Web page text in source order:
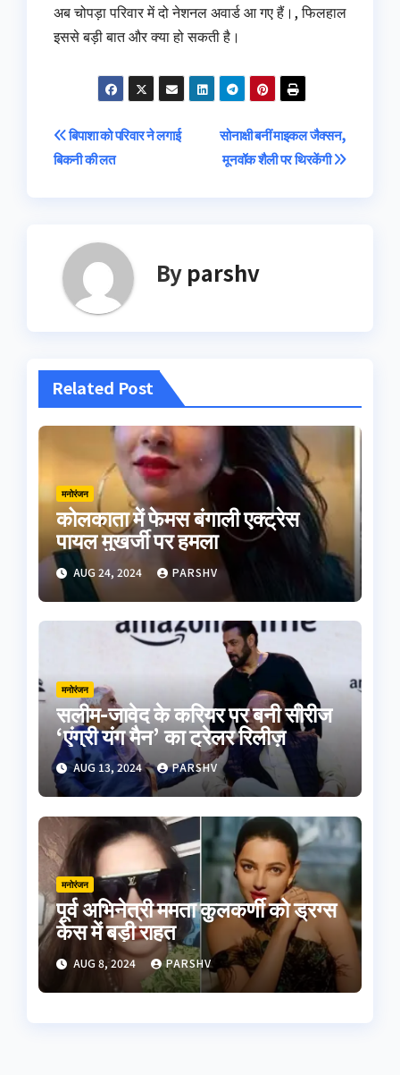
अब चोपड़ा परिवार में दो नेशनल अवार्ड आ गए हैं।, फिलहाल
इससे बड़ी बात और क्या हो सकती है।
Post
navigation
सोनाक्षी बनीं माइकल जैक्सन,
मूनवॉक शैली पर थिरकेंगी
बिपाशा को परिवार ने लगाई
बिकनी की लत
By parshv
Related Post
मनोरंजन
कोलकाता में फेमस बंगाली एक्ट्रेस
पायल मुखर्जी पर हमला
AUG 24, 2024 PARSHV
मनोरंजन
सलीम-जावेद के करियर पर बनी सीरीज
‘एंग्री यंग मैन’ का ट्रेलर रिलीज़
AUG 13, 2024 PARSHV
मनोरंजन
पूर्व अभिनेत्री ममता कुलकर्णी को ड्रग्स
केस में बड़ी राहत
AUG 8, 2024 PARSHV